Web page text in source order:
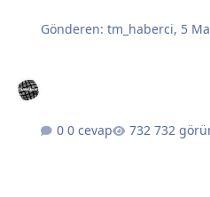
Gönderen:tm_haberci, 5
0 cevap 732